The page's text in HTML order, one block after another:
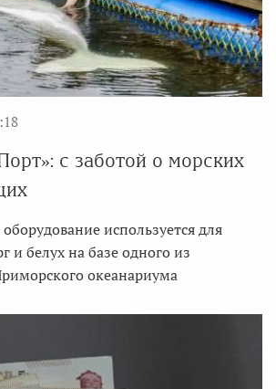
с заботой о морских
используется для
и белух на базе одного из
океанариума